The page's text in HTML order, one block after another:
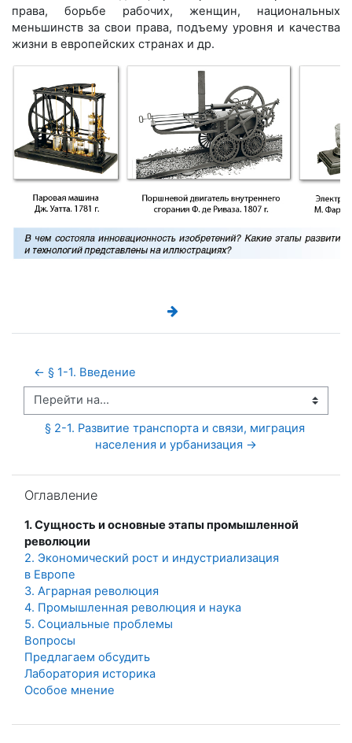
права, борьбе рабочих, женщин, национальных
меньшинств за свои права, подъему уровня и качества
жизни в европейских странах и др.
← § 1-1. Введение
Перейти на...
§ 2-1. Развитие транспорта и связи, миграция
населения и урбанизация →
Оглавление
1. Сущность и основные этапы промышленной
революции
2. Экономический рост и индустриализация
в Европе
3. Аграрная революция
4. Промышленная революция и наука
5. Социальные проблемы
Вопросы
Предлагаем обсудить
Лаборатория историка
Особое мнение